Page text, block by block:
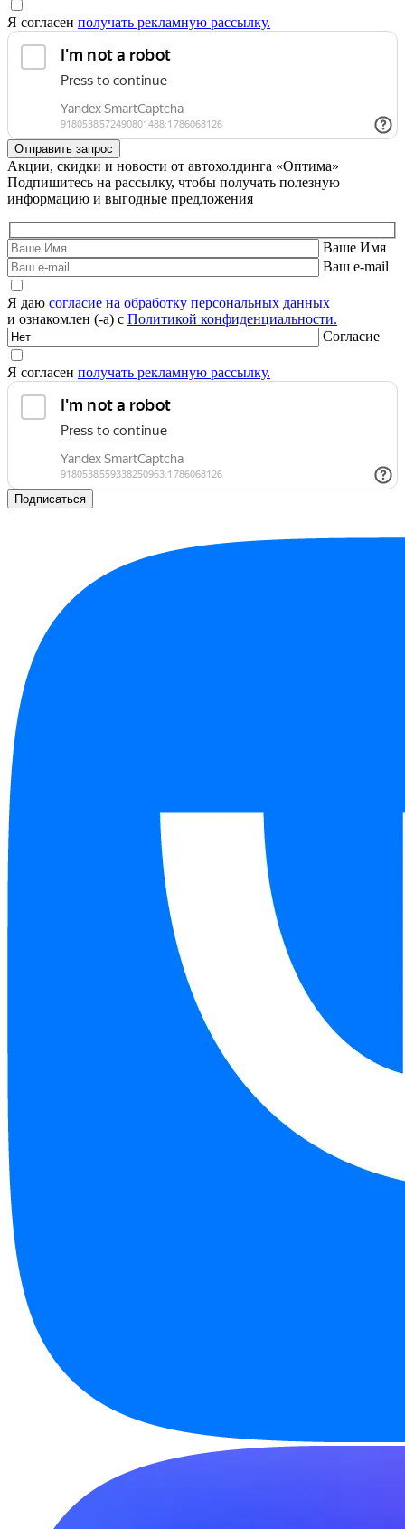
Я согласен получать рекламную рассылку.
Акции, скидки и новости от автохолдинга «Оптима»
Подпишитесь на рассылку, чтобы получать полезную
информацию и выгодные предложения
Ваше Имя
Ваш e-mail
Я даю согласие на обработку персональных данных
и ознакомлен (-а) с Политикой конфиденциальности.
Согласие
Я согласен получать рекламную рассылку.